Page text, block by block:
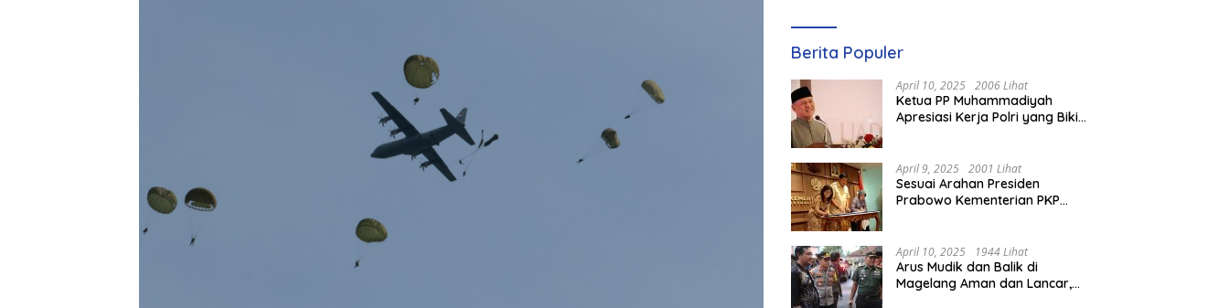
Berita Populer
April 10, 2025 2006 Lihat
Ketua PP Muhammadiyah
Apresiasi Kerja Polri yang Bikin
April 9, 2025 2001 Lihat
Sesuai Arahan Presiden
Prabowo Kementerian PKP
April 10, 2025 1944 Lihat
Arus Mudik dan Balik di
Magelang Aman dan Lancar,